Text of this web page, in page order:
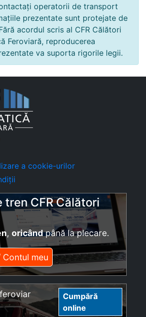
operatorii de transport
prezentate sunt protejate de
acordul scris al CFR Călători
Feroviară, reproducerea
va suporta rigorile legii.
a cookie-urilor
tren CFR Călători
, oricândpână la plecare.
Contul meu
Cumpără
online